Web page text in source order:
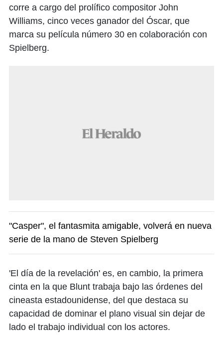
corre a cargo del prolífico compositor John
Williams, cinco veces ganador del Óscar, que
marca su película número 30 en colaboración con
Spielberg.
"Casper", el fantasmita amigable, volverá en nueva
serie de la mano de Steven Spielberg
'El día de la revelación' es, en cambio, la primera
cinta en la que Blunt trabaja bajo las órdenes del
cineasta estadounidense, del que destaca su
capacidad de dominar el plano visual sin dejar de
lado el trabajo individual con los actores.